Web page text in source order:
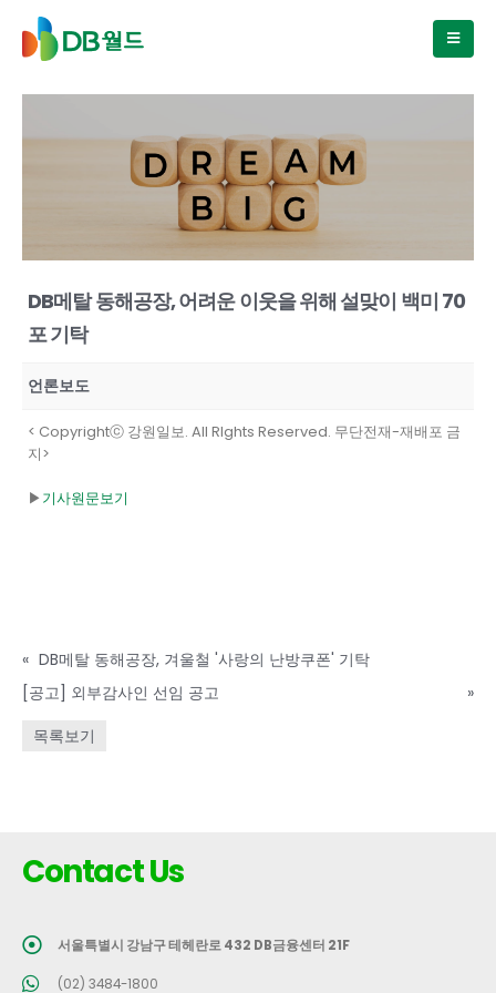
DB메탈 동해공장, 어려운 이웃을 위해 설맞이 백미 70
포 기탁
언론보도
< Copyrightⓒ 강원일보. All RIghts Reserved. 무단전재-재배포 금
지>
▶기사원문보기
« DB메탈 동해공장, 겨울철 '사랑의 난방쿠폰' 기탁
[공고] 외부감사인 선임 공고
»
목록보기
Contact Us
서울특별시 강남구 테헤란로 432 DB금융센터 21F
(02) 3484-1800